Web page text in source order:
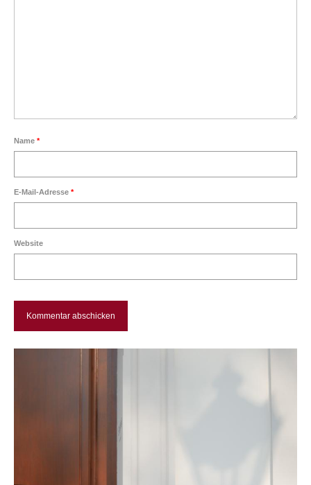
Kontakt
Name *
E-Mail-Adresse *
Website